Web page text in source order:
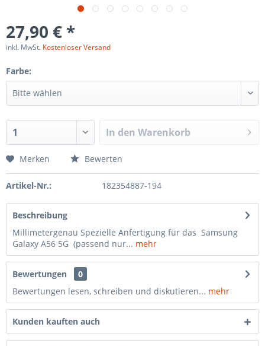
27,90 € *
inkl. MwSt. Kostenloser Versand
Farbe:
In den Warenkorb
Merken Bewerten
Artikel-Nr.: 182354887-194
Beschreibung
Millimetergenau Spezielle Anfertigung für das Samsung
Galaxy A56 5G (passend nur... mehr
Bewertungen
0
Bewertungen lesen, schreiben und diskutieren... mehr
Kunden kauften auch